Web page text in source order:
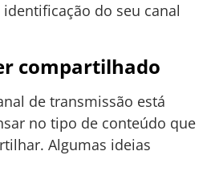
do seu canal
compartilhado
de transmissão está
no tipo de conteúdo que
Algumas ideias